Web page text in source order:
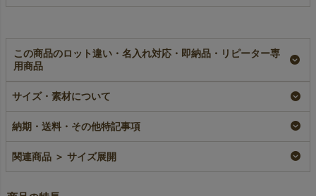
この商品のロット違い・名入れ対応・即納品・リピーター専
用商品
【名入れ対応】ソフト
バッグスリム（S4）
名入れ
¥1,760税込
ソフトバッグスリム
即納品
¥1,760税込 〜
【名入れ対応】ソフト
バッグスリム《加工
名入れ
サイズ・素材について
納期・送料・その他特記事項
関連商品 ＞ サイズ展開